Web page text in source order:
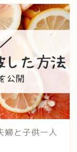
婦と子供一人